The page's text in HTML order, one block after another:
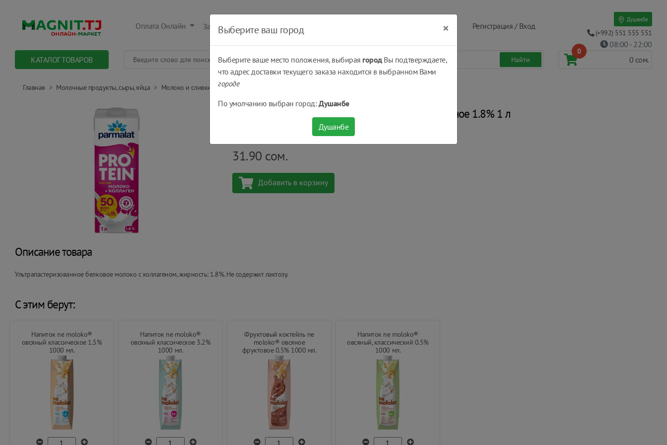
Оплата Онлайн Заказать Оплатить Получить Регистрация / Вход
Душанбе
(+992) 551 555 551
08:00 - 22:00
КАТАЛОГ ТОВАРОВ
0
0 сом.
Главная Молочные продукты, сыры, яйца Молоко и сливки (каймак)
Молоко с коллагеном Parmalat Protein безлактозное 1.8% 1 л
шт
31.90 сом.
Добавить в корзину
Описание товара
Ультрапастеризованное белковое молоко с коллагеном, жирность: 1.8%. Не содержит лактозу.
С этим берут:
Напиток ne moloko®
овсяный классическое 1.5%
1000 мл.
Напиток ne moloko®
овсяный классическое 3.2%
1000 мл.
Фруктовый коктейль ne
moloko® овсяное
фруктовое 0.5% 1000 мл.
Напиток ne moloko®
овсяный, классический 0.5%
1000 мл.
Выберите ваш город ×
Выберите ваше место положения, выбирая городВы подтверждаете,
что адрес доставки текущего заказа находится в выбранном Вами
городе
По умолчанию выбран город:Душанбе
Душанбе